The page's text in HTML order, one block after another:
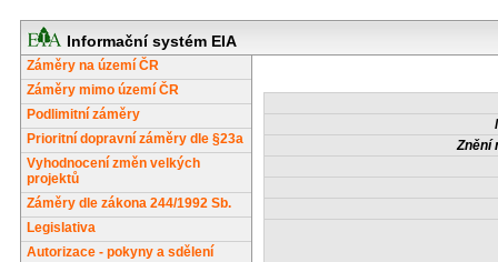
Informační systém EIA
Záměry na území ČR
Záměry mimo území ČR
Podlimitní záměry
Prioritní dopravní záměry dle §23a
Vyhodnocení změn velkých
projektů
Záměry dle zákona 244/1992 Sb.
Legislativa
Autorizace - pokyny a sdělení
Znění